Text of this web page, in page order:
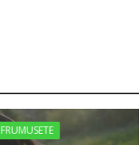
FRUMUSETE